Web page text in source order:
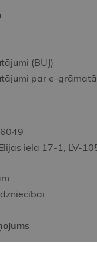
(BUJ)
par e-
iela 17-1, LV-